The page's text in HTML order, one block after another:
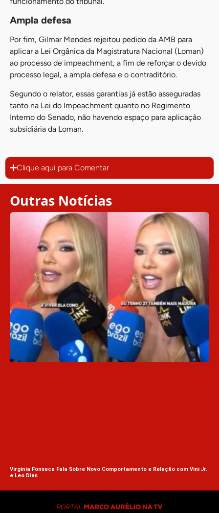
Ampla defesa
Por fim, Gilmar Mendes rejeitou pedido da AMB para
aplicar a Lei Orgânica da Magistratura Nacional (Loman)
ao processo de impeachment, a fim de reforçar o devido
processo legal, a ampla defesa e o contraditório.
Segundo o relator, essas garantias já estão asseguradas
tanto na Lei do Impeachment quanto no Regimento
Interno do Senado, não havendo espaço para aplicação
subsidiária da Loman.
Clique aqui para Comentar
Outras Notícias
Virginia Fonseca Fala Sobre Novo Comportamento e Relação com Vini Jr.
e Leo Dias